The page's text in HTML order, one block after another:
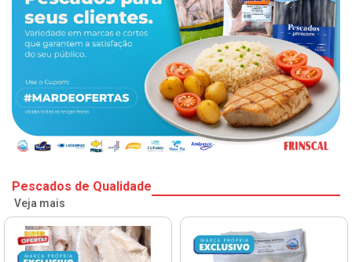
Pescados de Qualidade
Veja mais